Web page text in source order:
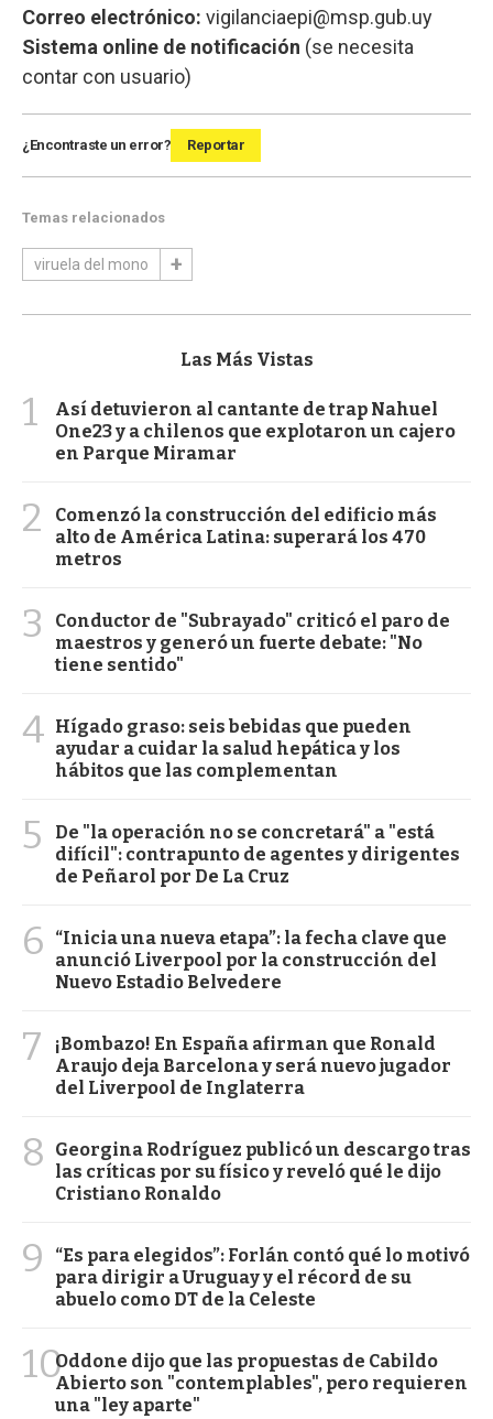
Correo electrónico: vigilanciaepi@msp.gub.uy
Sistema online de notificación (se necesita
contar con usuario)
¿Encontraste un error? Reportar
Temas relacionados
viruela del mono
Las Más Vistas
1
Así detuvieron al cantante de trap Nahuel
One23 y a chilenos que explotaron un cajero
en Parque Miramar
2
Comenzó la construcción del edificio más
alto de América Latina: superará los 470
metros
3
Conductor de "Subrayado" criticó el paro de
maestros y generó un fuerte debate: "No
tiene sentido"
4 Hígado graso: seis bebidas que pueden
ayudar a cuidar la salud hepática y los
hábitos que las complementan
5
De "la operación no se concretará" a "está
difícil": contrapunto de agentes y dirigentes
de Peñarol por De La Cruz
6
“Inicia una nueva etapa”: la fecha clave que
anunció Liverpool por la construcción del
Nuevo Estadio Belvedere
7
¡Bombazo! En España afirman que Ronald
Araujo deja Barcelona y será nuevo jugador
del Liverpool de Inglaterra
8
Georgina Rodríguez publicó un descargo tras
las críticas por su físico y reveló qué le dijo
Cristiano Ronaldo
9
“Es para elegidos”: Forlán contó qué lo motivó
para dirigir a Uruguay y el récord de su
abuelo como DT de la Celeste
10Oddone dijo que las propuestas de Cabildo
Abierto son "contemplables", pero requieren
una "ley aparte"